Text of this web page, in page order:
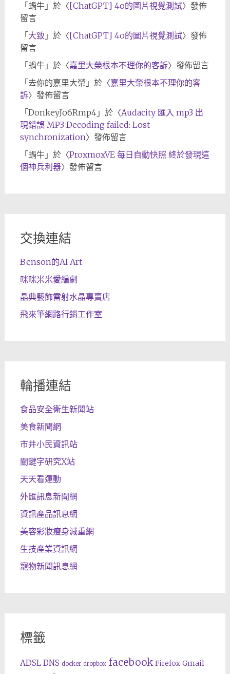
「 蝸牛」於〈[ChatGPT] 4o的圖片視覺測試〉發佈
留言
「 大致 」於〈[ChatGPT] 4o的圖片視覺測試〉發佈
留言
「 蝸牛」於〈嘉里大榮根本不理你的客訴〉發佈留言
「 去你的嘉里大榮 」於〈嘉里大榮根本不理你的客
訴〉發佈留言
「 DonkeyJo6Rmp4」於〈Audacity 匯入 mp3 出
現錯誤 MP3 Decoding failed: Lost
synchronization〉發佈留言
「 蝸牛」於〈ProxmoxVE 每日自動快照 終於發現這
個神兵利器〉發佈留言
交換連結
Benson的AI Art
咪咪米米愛編劇
晶典藝飾雷射水晶專賣店
飛來筆網路行銷工作室
輪播連結
食品安全衛生新聞站
美食新聞網
市井小民資訊站
關鍵字研究X站
天天看運動
外匯訊息新聞網
資訊產品訊息網
美容彩妝瘦身減重網
生技產業資訊網
寵物新聞訊息網
標籤
ADSL DNS docker dropbox facebook Firefox Gmail